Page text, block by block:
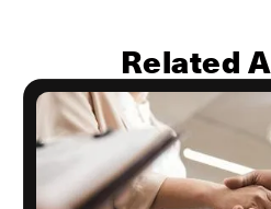
Related